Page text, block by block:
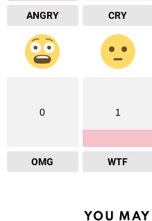
ANGRY CRY
0
OMG
1
WTF
YOU